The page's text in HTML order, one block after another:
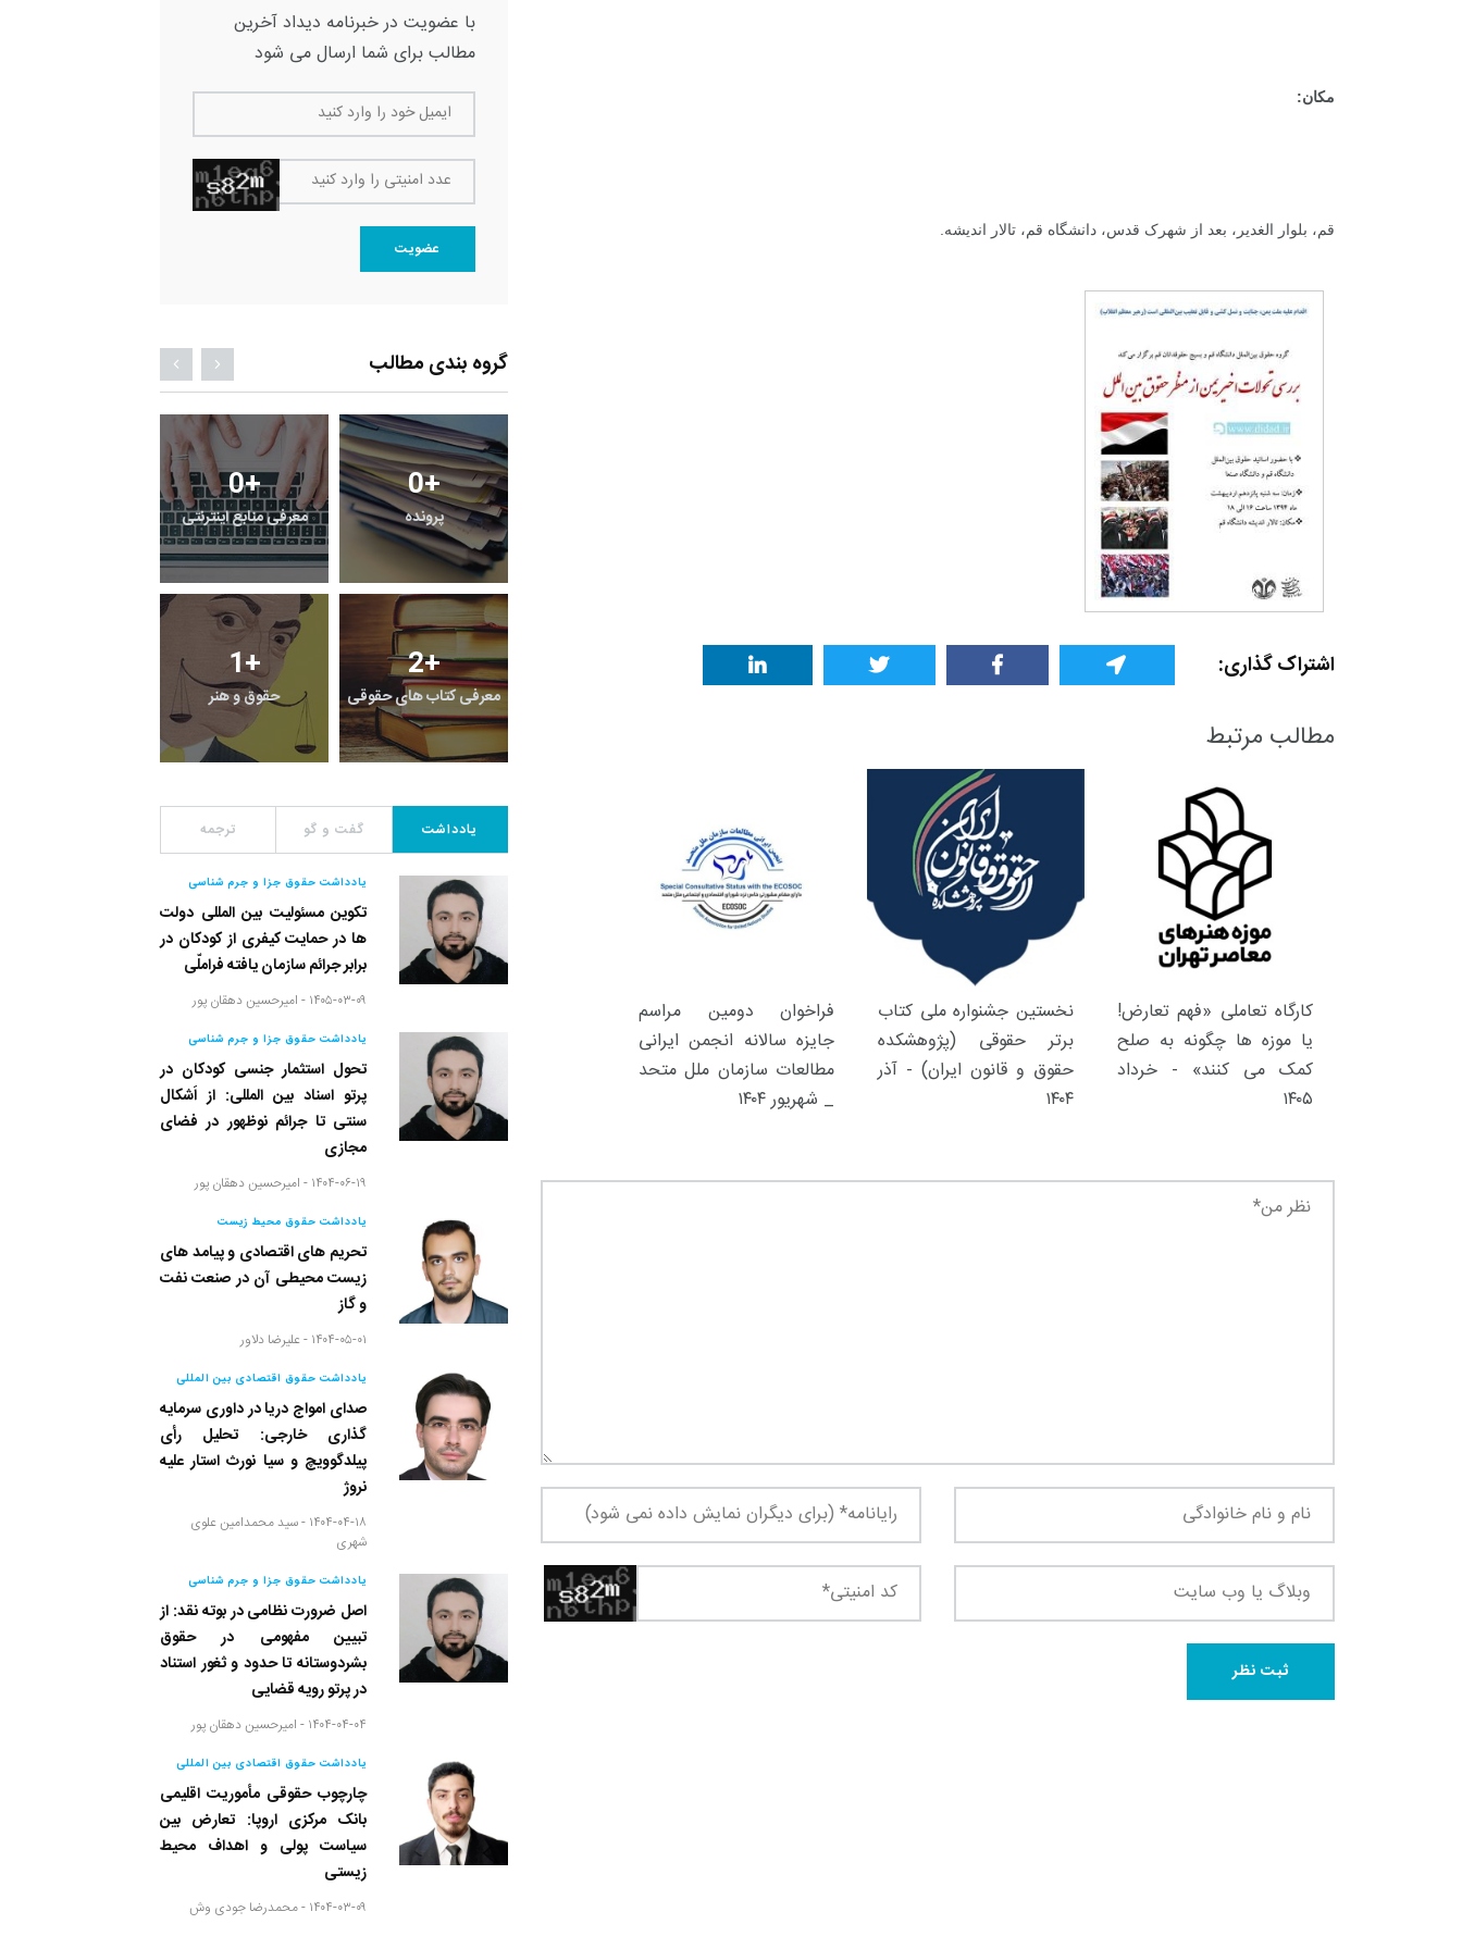
مکان:
قم، بلوار الغدیر، بعد از شهرک قدس، دانشگاه قم، تالار اندیشه.
اشتراک گذاری:
مطالب مرتبط
کارگاه تعاملی «فهم تعارض!
یا موزه ها چگونه به صلح
کمک می کنند» - خرداد
۱۴۰۵
نخستین جشنواره ملی کتاب
برتر حقوقی (پژوهشکده
حقوق و قانون ایران) - آذر
۱۴۰۴
فراخوان دومین مراسم
جایزه سالانه انجمن ایرانی
مطالعات سازمان ملل متحد
_ شهریور ۱۴۰۴
با عضویت در خبرنامه دیداد آخرین
مطالب برای شما ارسال می شود
ایمیل خود را وارد کنید
عدد امنیتی را وارد کنید
عضویت
گروه بندی مطالب
2+
گزارش
0+
معرفی کتابخانه های
حقوقی
1+
گفت و گو
0+
یادداشت
84
0+
پرونده
2
گزارش
1+
یادداشت گفت و گو ترجمه
یادداشت حقوق جزا و جرم شناسی
تکوین مسئولیت بین المللی دولت
ها در حمایت کیفری از کودکان در
برابر جرائم سازمان یافته فراملّی
۱۴۰۵-۰۳-۰۹ - امیرحسین دهقان پور
یادداشت حقوق جزا و جرم شناسی
تحول استثمار جنسی کودکان در
پرتو اسناد بین المللی: از اَشکال
سنتی تا جرائم نوظهور در فضای
مجازی
۱۴۰۴-۰۶-۱۹ - امیرحسین دهقان پور
یادداشت حقوق محیط زیست
تحریم های اقتصادی و پیامد های
زیست محیطی آن در صنعت نفت
و گاز
۱۴۰۴-۰۵-۰۱ - علیرضا دلاور
یادداشت حقوق اقتصادی بین المللی
صدای امواج دریا در داوری سرمایه
گذاری خارجی: تحلیل رأی
پیلدگوویچ و سیا نورث استار علیه
نروژ
۱۴۰۴-۰۴-۱۸ - سید محمدامین علوی
شهری
یادداشت حقوق جزا و جرم شناسی
اصل ضرورت نظامی در بوته نقد: از
تبیین مفهومی در حقوق
بشردوستانه تا حدود و ثغور استناد
در پرتو رویه قضایی
۱۴۰۴-۰۴-۰۴ - امیرحسین دهقان پور
یادداشت حقوق اقتصادی بین المللی
چارچوب حقوقی مأموریت اقلیمی
بانک مرکزی اروپا: تعارض بین
سیاست پولی و اهداف محیط
زیستی
۱۴۰۴-۰۳-۰۹ - محمدرضا جودی وش